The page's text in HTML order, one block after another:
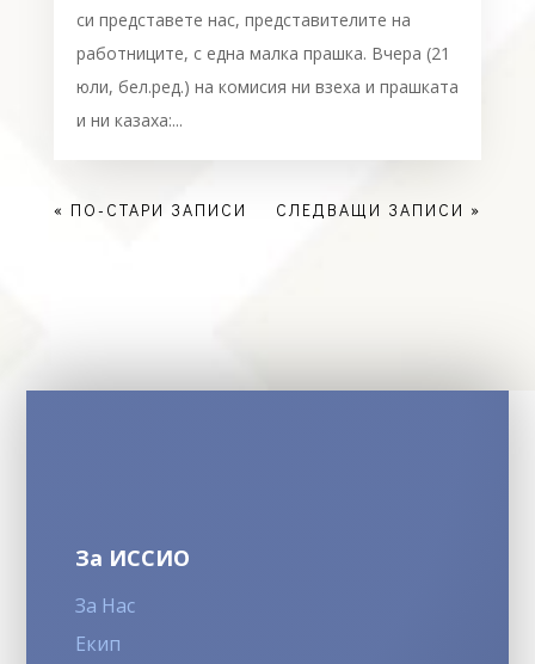
си представете нас, представителите на
работниците, с една малка прашка. Вчера (21
юли, бел.ред.) на комисия ни взеха и прашката
и ни казаха:...
« ПО-СТАРИ ЗАПИСИ СЛЕДВАЩИ ЗАПИСИ »
За ИССИО
За Нас
Екип